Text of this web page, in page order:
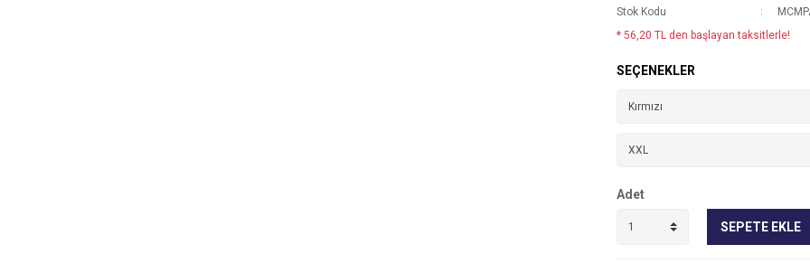
Stok Kodu
* 56,20 TL den başlayan taksitlerle!
SEÇENEKLER
Adet
SEPETE EKLE